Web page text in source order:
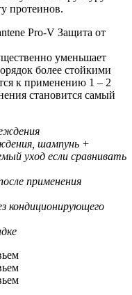
протеинов.
Pro-V Защита от
уменьшает
более стойкими
к применению 1 – 2
становится самый
шампунь +
уход если сравнивать
применения
кондиционирующего